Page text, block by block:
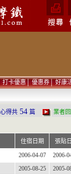
打卡優惠│優惠券│好康
得共54 篇 業者
住宿日期 張貼
2006-04-07 2006-
2005-08-25 2005-